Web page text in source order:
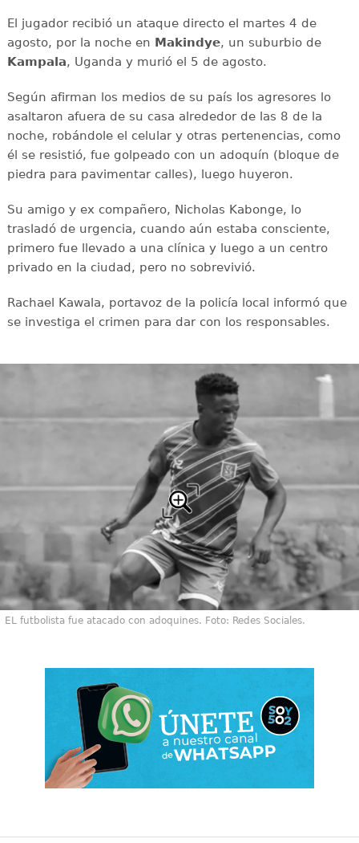
El jugador recibió un ataque directo el martes 4 de
agosto, por la noche en Makindye, un suburbio de
Kampala, Uganda y murió el 5 de agosto.
Según afirman los medios de su país los agresores lo
asaltaron afuera de su casa alrededor de las 8 de la
noche, robándole el celular y otras pertenencias, como
él se resistió, fue golpeado con un adoquín (bloque de
piedra para pavimentar calles), luego huyeron.
Su amigo y ex compañero, Nicholas Kabonge, lo
trasladó de urgencia, cuando aún estaba consciente,
primero fue llevado a una clínica y luego a un centro
privado en la ciudad, pero no sobrevivió.
Rachael Kawala, portavoz de la policía local informó que
se investiga el crimen para dar con los responsables.
EL futbolista fue atacado con adoquines. Foto: Redes Sociales.